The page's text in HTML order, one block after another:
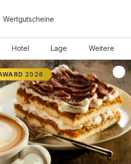
Wertgutscheine
Hotel Lage Weitere
2026